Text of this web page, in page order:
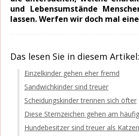
und Lebensumstände
lassen. Werfen wir doch mal
Das lesen Sie in diesem Artikel:
Einzelkinder gehen eher fremd
Sandwichkinder sind treuer
Scheidungskinder trennen sich öfter
Diese Sternzeichen gehen am
Hundebesitzer sind treuer als